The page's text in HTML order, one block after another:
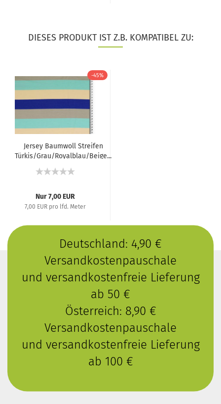
DIESES PRODUKT IST Z.B. KOMPATIBEL ZU:
-45%
Jersey Baumwoll Streifen
Türkis/Grau/Royalblau/Beige...
Nur 7,00 EUR
7,00 EUR pro lfd. Meter
Deutschland: 4,90 €
Versandkostenpauschale
und versandkostenfreie Lieferung
ab 50 €
Österreich: 8,90 €
Versandkostenpauschale
und versandkostenfreie Lieferung
ab 100 €